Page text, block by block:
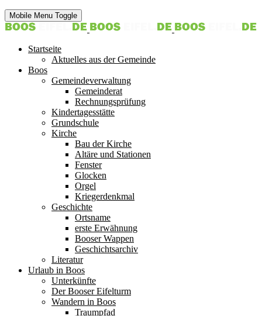
Mobile Menu Toggle
Startseite
Aktuelles aus der Gemeinde
Boos
Gemeindeverwaltung
Gemeinderat
Rechnungsprüfung
Kindertagesstätte
Grundschule
Kirche
Bau der Kirche
Altäre und Stationen
Fenster
Glocken
Orgel
Kriegerdenkmal
Geschichte
Ortsname
erste Erwähnung
Booser Wappen
Geschichtsarchiv
Literatur
Urlaub in Boos
Unterkünfte
Der Booser Eifelturm
Wandern in Boos
Traumpfad